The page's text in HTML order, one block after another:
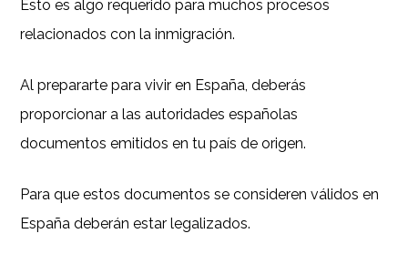
Esto es algo requerido para muchos procesos
relacionados con la inmigración.
Al prepararte para vivir en España, deberás
proporcionar a las autoridades españolas
documentos emitidos en tu país de origen.
Para que estos documentos se consideren válidos en
España deberán estar legalizados.